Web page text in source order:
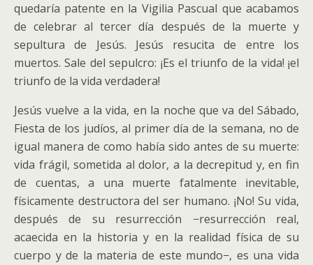
quedaría patente en la Vigilia Pascual que acabamos
de celebrar al tercer día después de la muerte y
sepultura de Jesús. Jesús resucita de entre los
muertos. Sale del sepulcro: ¡Es el triunfo de la vida! ¡el
triunfo de la vida verdadera!
Jesús vuelve a la vida, en la noche que va del Sábado,
Fiesta de los judíos, al primer día de la semana, no de
igual manera de como había sido antes de su muerte:
vida frágil, sometida al dolor, a la decrepitud y, en fin
de cuentas, a una muerte fatalmente inevitable,
físicamente destructora del ser humano. ¡No! Su vida,
después de su resurrección −resurrección real,
acaecida en la historia y en la realidad física de su
cuerpo y de la materia de este mundo−, es una vida